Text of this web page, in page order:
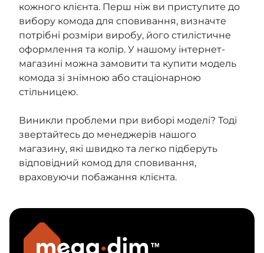
кожного клієнта. Перш ніж ви приступите до
вибору комода для сповивання, визначте
потрібні розміри виробу, його стилістичне
оформлення та колір. У нашому інтернет-
магазині можна замовити та купити модель
комода зі знімною або стаціонарною
стільницею.
Виникли проблеми при виборі моделі? Тоді
звертайтесь до менеджерів нашого
магазину, які швидко та легко підберуть
відповідний комод для сповивання,
враховуючи побажання клієнта.